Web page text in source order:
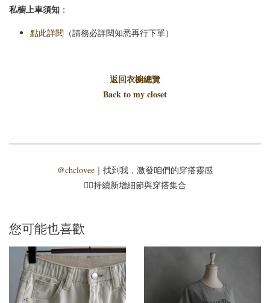
私櫥上車須知 ：
點此詳閱 （請務必詳閱知悉再行下單）
返回衣櫥總覽
Back to my closet
@chclovee ｜找到我，激發咱們的穿搭靈感
☝🏻持續新增細節與穿搭集合
您可能也喜歡